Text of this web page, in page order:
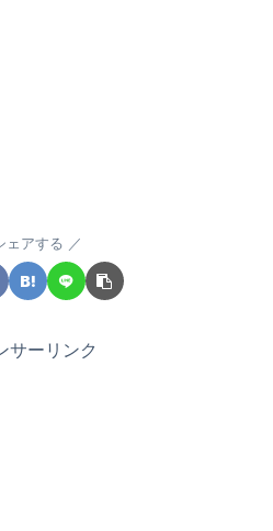
ェアする
サーリンク